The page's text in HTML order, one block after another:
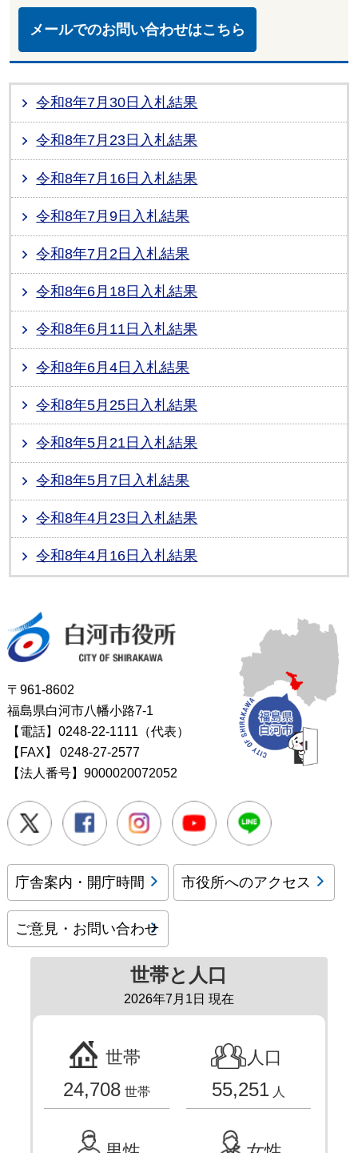
メールでのお問い合わせはこちら
令和8年7月30日入札結果
令和8年7月23日入札結果
令和8年7月16日入札結果
令和8年7月9日入札結果
令和8年7月2日入札結果
令和8年6月18日入札結果
令和8年6月11日入札結果
令和8年6月4日入札結果
令和8年5月25日入札結果
令和8年5月21日入札結果
令和8年5月7日入札結果
令和8年4月23日入札結果
令和8年4月16日入札結果
〒961-8602
福島県白河市八幡小路7-1
【電話】0248-22-1111（代表）
【FAX】
0248-27-2577
【法人番号】9000020072052
Twitter FacebookInstagramYoutube
庁舎案内・開庁時間 市役所へのアクセス
ご意見・お問い合わせ
世帯と人口
2026年7月1日 現在
世帯
24,708 世帯
人口
55,251 人